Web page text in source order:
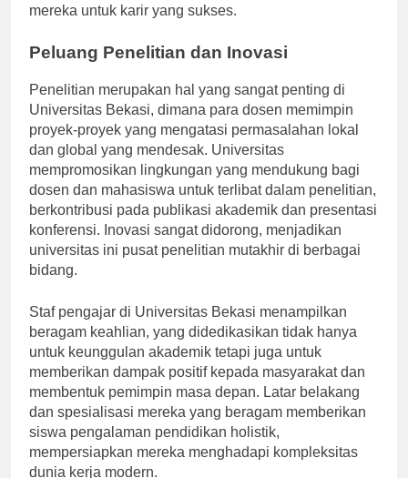
mereka untuk karir yang sukses.
Peluang Penelitian dan Inovasi
Penelitian merupakan hal yang sangat penting di
Universitas Bekasi, dimana para dosen memimpin
proyek-proyek yang mengatasi permasalahan lokal
dan global yang mendesak. Universitas
mempromosikan lingkungan yang mendukung bagi
dosen dan mahasiswa untuk terlibat dalam penelitian,
berkontribusi pada publikasi akademik dan presentasi
konferensi. Inovasi sangat didorong, menjadikan
universitas ini pusat penelitian mutakhir di berbagai
bidang.
Staf pengajar di Universitas Bekasi menampilkan
beragam keahlian, yang didedikasikan tidak hanya
untuk keunggulan akademik tetapi juga untuk
memberikan dampak positif kepada masyarakat dan
membentuk pemimpin masa depan. Latar belakang
dan spesialisasi mereka yang beragam memberikan
siswa pengalaman pendidikan holistik,
mempersiapkan mereka menghadapi kompleksitas
dunia kerja modern.